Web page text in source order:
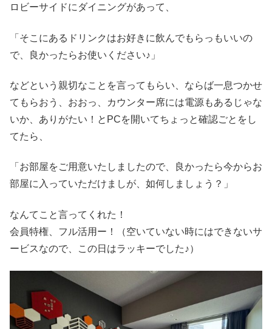
ロビーサイドにダイニングがあって、
「そこにあるドリンクはお好きに飲んでもらっもいいの
で、良かったらお使いください♪」
などという親切なことを言ってもらい、ならば一息つかせ
てもらおう、おおっ、カウンター席には電源もあるじゃな
いか、ありがたい！とPCを開いてちょっと確認ごとをし
てたら、
「お部屋をご用意いたしましたので、良かったら今からお
部屋に入っていただけましが、如何しましょう？」
なんてこと言ってくれた！
会員特権、フル活用ー！（空いていない時にはできないサ
ービスなので、この日はラッキーでした♪）